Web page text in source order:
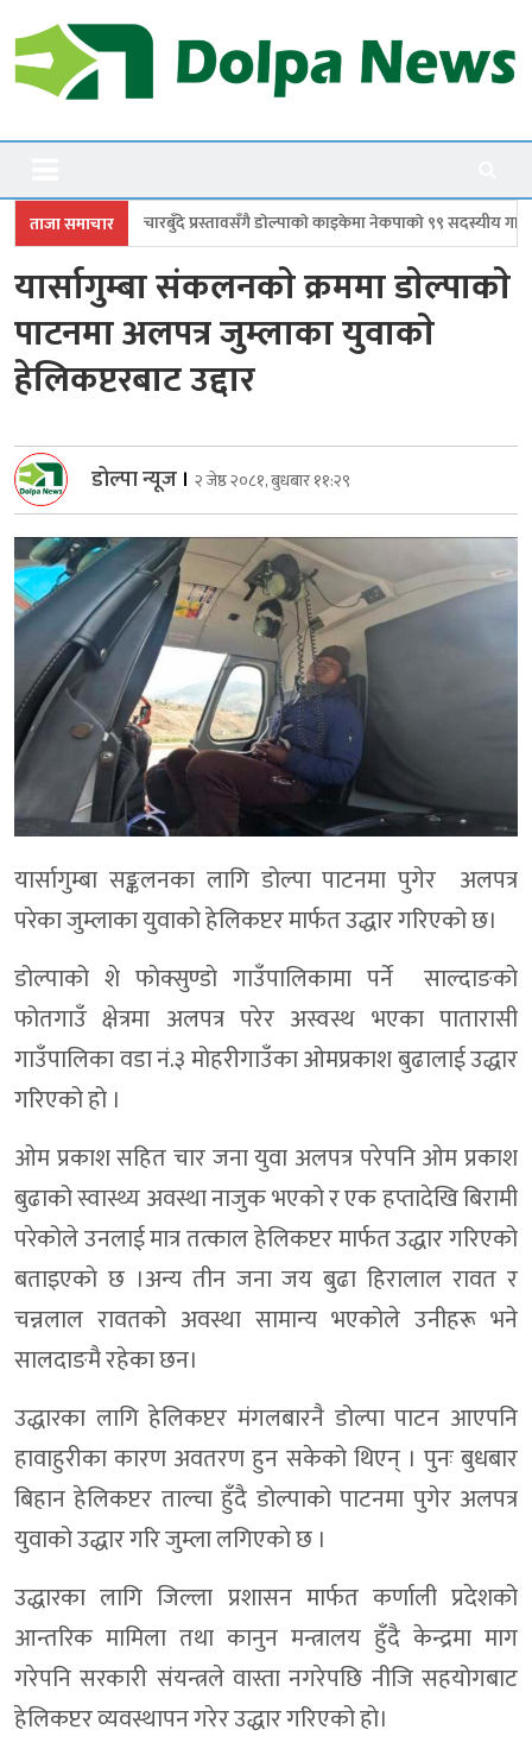
to
content
Dolpanews
ताजा समाचार
प्रस्तावसँगै डाेल्पाकाे काइकेमा नेकपाकाे ९९ सदस्यीय गाउँ समिति गठन
यार्सागुम्बा संकलनकाे क्रममा डाेल्पाकाे
पाटनमा अलपत्र जुम्लाका युवाकाे
हेलिकप्टरबाट उद्दार
डोल्पा न्यूज । २ जेष्ठ २०८१, बुधबार ११:२९
यार्सागुम्बा सङ्कलनका लागि डोल्पा पाटनमा पुगेर अलपत्र
परेका जुम्लाका युवाको हेलिकप्टर मार्फत उद्धार गरिएको छ।
डोल्पाको शे फाेक्सुण्डाे गाउँपालिकामा पर्ने साल्दाङकाे
फोतगाउँ क्षेत्रमा अलपत्र परेर अस्वस्थ भएका पातारासी
गाउँपालिका वडा नं.३ मोहरीगाउँका ओमप्रकाश बुढालाई उद्धार
गरिएको हो ।
ओम प्रकाश सहित चार जना युवा अलपत्र परेपनि ओम प्रकाश
बुढाको स्वास्थ्य अवस्था नाजुक भएको र एक हप्तादेखि बिरामी
परेकोले उनलाई मात्र तत्काल हेलिकप्टर मार्फत उद्धार गरिएको
बताइएकाे छ ।अन्य तीन जना जय बुढा हिरालाल रावत र
चन्नलाल रावतको अवस्था सामान्य भएकोले उनीहरू भने
सालदाङमै रहेका छन।
उद्धारका लागि हेलिकप्टर मंगलबारनै डोल्पा पाटन आएपनि
हावाहुरीका कारण अवतरण हुन सकेको थिएन् । पुनः बुधबार
बिहान हेलिकप्टर ताल्चा हुँदै डोल्पाको पाटनमा पुगेर अलपत्र
युवाको उद्धार गरि जुम्ला लगिएकाे छ ।
उद्धारका लागि जिल्ला प्रशासन मार्फत कर्णाली प्रदेशको
आन्तरिक मामिला तथा कानुन मन्त्रालय हुँदै केन्द्रमा माग
गरेपनि सरकारी संयन्त्रले वास्ता नगरेपछि नीजि सहयोगबाट
हेलिकप्टर व्यवस्थापन गरेर उद्धार गरिएको हाे।